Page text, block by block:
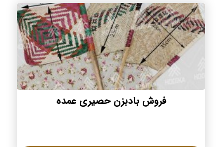
فروش بادبزن حصیری عمده